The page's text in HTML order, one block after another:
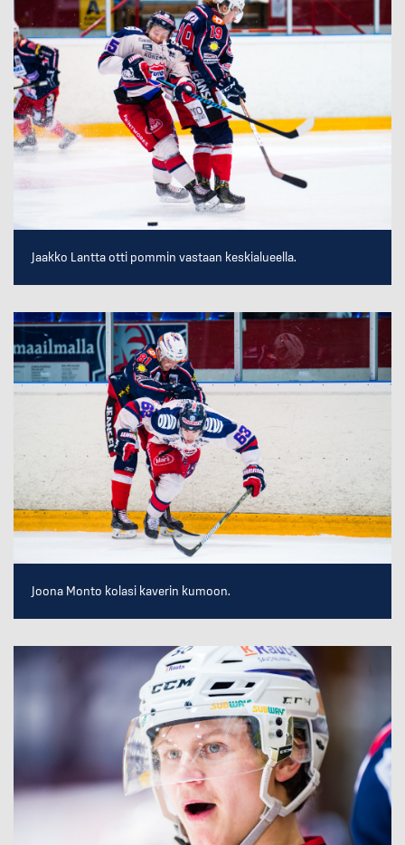
Jaakko Lantta otti pommin vastaan keskialueella.
Joona Monto kolasi kaverin kumoon.